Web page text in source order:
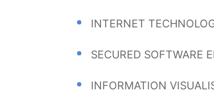
INTERNET
SECURED SOFTWARE
INFORMATION